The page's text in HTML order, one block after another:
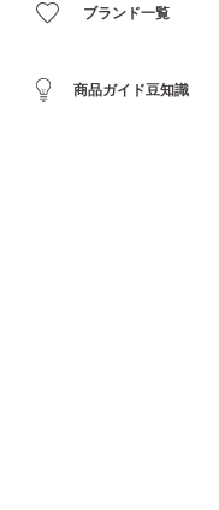
ブランド一覧
商品ガイド豆知識